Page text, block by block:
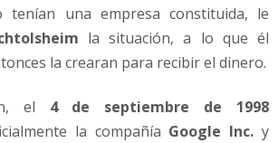
tenían una empresa constituida, le
la situación, a lo que él
la crearan para recibir el dinero.
el 4 de septiembre de 1998
la compañía Google Inc. y